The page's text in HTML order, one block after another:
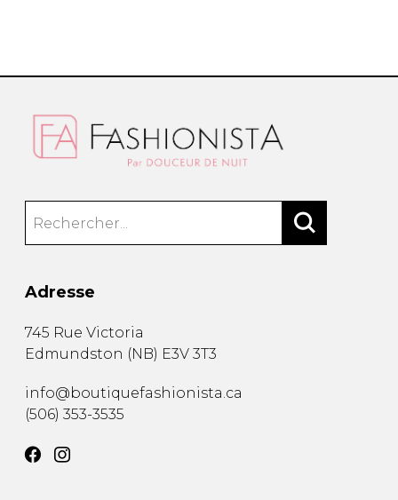
Adresse
745 Rue Victoria
Edmundston (NB) E3V 3T3
info@boutiquefashionista.ca
(506) 353-3535